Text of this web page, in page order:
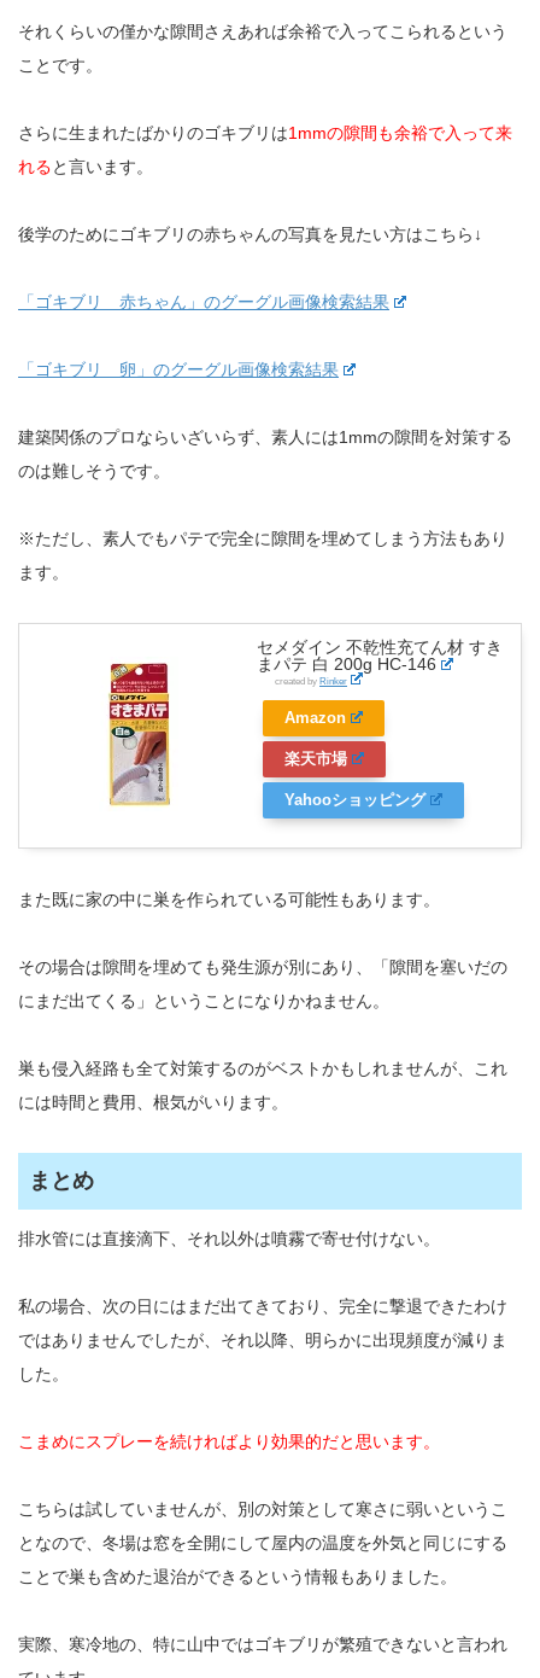
それくらいの僅かな隙間さえあれば余裕で入ってこられるという
ことです。
さらに生まれたばかりのゴキブリは1mmの隙間も余裕で入って来
れると言います。
後学のためにゴキブリの赤ちゃんの写真を見たい方はこちら↓
「ゴキブリ 赤ちゃん」のグーグル画像検索結果
「ゴキブリ 卵」のグーグル画像検索結果
建築関係のプロならいざいらず、素人には1mmの隙間を対策する
のは難しそうです。
※ただし、素人でもパテで完全に隙間を埋めてしまう方法もあり
ます。
セメダイン 不乾性充てん材 すき
まパテ 白 200g HC-146
created by Rinker
Amazon
楽天市場
Yahooショッピング
また既に家の中に巣を作られている可能性もあります。
その場合は隙間を埋めても発生源が別にあり、「隙間を塞いだの
にまだ出てくる」ということになりかねません。
巣も侵入経路も全て対策するのがベストかもしれませんが、これ
には時間と費用、根気がいります。
まとめ
排水管には直接滴下、それ以外は噴霧で寄せ付けない。
私の場合、次の日にはまだ出てきており、完全に撃退できたわけ
ではありませんでしたが、それ以降、明らかに出現頻度が減りま
した。
こまめにスプレーを続ければより効果的だと思います。
こちらは試していませんが、別の対策として寒さに弱いというこ
となので、冬場は窓を全開にして屋内の温度を外気と同じにする
ことで巣も含めた退治ができるという情報もありました。
実際、寒冷地の、特に山中ではゴキブリが繁殖できないと言われ